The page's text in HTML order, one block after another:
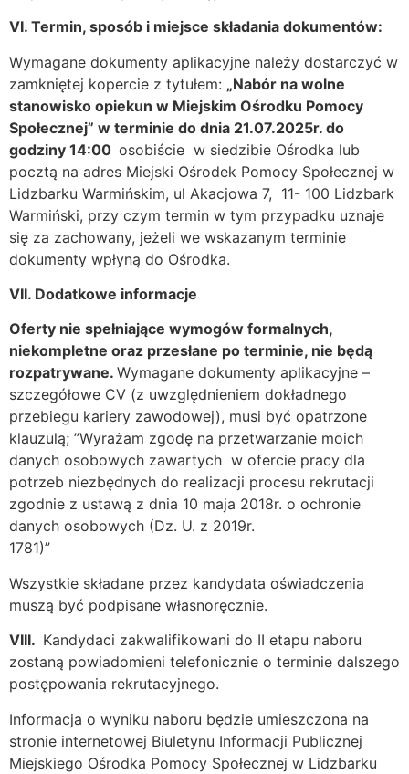
VI. Termin, sposób i miejsce składania dokumentów:
Wymagane dokumenty aplikacyjne należy dostarczyć w
zamkniętej kopercie z tytułem: „Nabór na wolne
stanowisko opiekun w Miejskim Ośrodku Pomocy
Społecznej” w terminie do dnia 21.07.2025r. do
godziny 14:00 osobiście w siedzibie Ośrodka lub
pocztą na adres Miejski Ośrodek Pomocy Społecznej w
Lidzbarku Warmińskim, ul Akacjowa 7, 11- 100 Lidzbark
Warmiński, przy czym termin w tym przypadku uznaje
się za zachowany, jeżeli we wskazanym terminie
dokumenty wpłyną do Ośrodka.
VII. Dodatkowe informacje
Oferty nie spełniające wymogów formalnych,
niekompletne oraz przesłane po terminie, nie będą
rozpatrywane. Wymagane dokumenty aplikacyjne –
szczegółowe CV (z uwzględnieniem dokładnego
przebiegu kariery zawodowej), musi być opatrzone
klauzulą; ”Wyrażam zgodę na przetwarzanie moich
danych osobowych zawartych w ofercie pracy dla
potrzeb niezbędnych do realizacji procesu rekrutacji
zgodnie z ustawą z dnia 10 maja 2018r. o ochronie
danych osobowych (Dz. U. z 2019r.
1781)”
Wszystkie składane przez kandydata oświadczenia
muszą być podpisane własnoręcznie.
VIII. Kandydaci zakwalifikowani do II etapu naboru
zostaną powiadomieni telefonicznie o terminie dalszego
postępowania rekrutacyjnego.
Informacja o wyniku naboru będzie umieszczona na
stronie internetowej Biuletynu Informacji Publicznej
Miejskiego Ośrodka Pomocy Społecznej w Lidzbarku